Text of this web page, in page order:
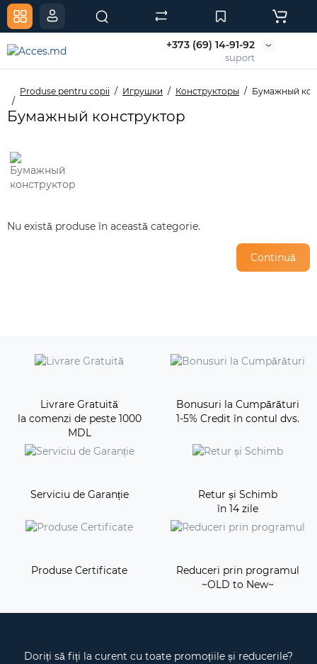
+373 (69) 14-91-92
suport
Produse pentru copii Игрушки Конструкторы Бумажный
Бумажный конструктор
Nu există produse în această categorie.
Continuă
Livrare Gratuită
la comenzi de peste 1000
MDL
Bonusuri la Cumpărături
1-5% Credit în contul dvs.
Serviciu de Garanție
Retur și Schimb
în 14 zile
Produse Certificate
Reduceri prin programul
~OLD to New~
Doriți să fiți la curent cu toate promoțiile și reducerile?